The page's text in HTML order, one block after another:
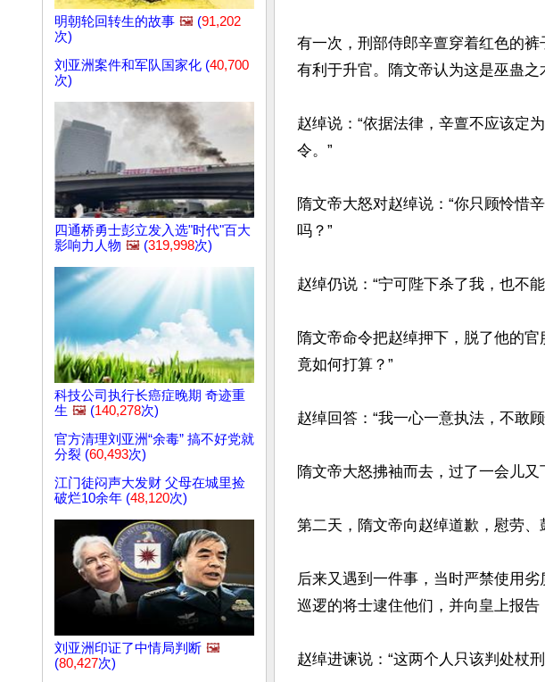
明朝轮回转生的故事 🖼️ (91,202
次)
刘亚洲案件和军队国家化 (40,700
次)
四通桥勇士彭立发入选"时代"百大
影响力人物 🖼️ (319,998次)
科技公司执行长癌症晚期 奇迹重
生 🖼️ (140,278次)
官方清理刘亚洲“余毒” 搞不好党就
分裂 (60,493次)
江门徒闷声大发财 父母在城里捡
破烂10余年 (48,120次)
刘亚洲印证了中情局判断 🖼️
(80,427次)
有一次，刑部侍郎辛亶穿着红色的
有利于升官。隋文帝认为这是巫蛊之
赵绰说：“依据法律，辛亶不应该定
令。”
隋文帝大怒对赵绰说：“你只顾怜惜
吗？”
赵绰仍说：“宁可陛下杀了我，也不
隋文帝命令把赵绰押下，脱了他的
竟如何打算？”
赵绰回答：“我一心一意执法，不敢
隋文帝大怒拂袖而去，过了一会儿又
第二天，隋文帝向赵绰道歉，慰劳、
后来又遇到一件事，当时严禁使用
巡逻的将士逮住他们，并向皇上报告
赵绰进谏说：“这两个人只该判处杖